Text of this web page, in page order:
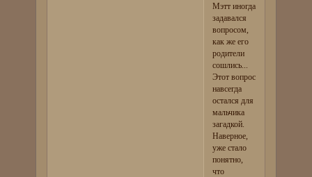
Мэтт иногда
задавался
вопросом,
как же его
родители
сошлись...
Этот вопрос
навсегда
остался для
мальчика
загадкой.
Наверное,
уже стало
понятно,
что